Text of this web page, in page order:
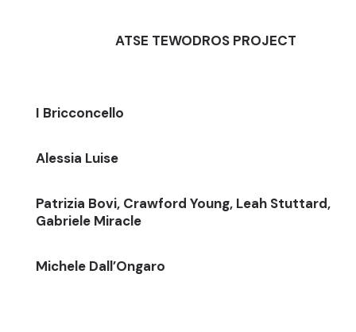
ATSE TEWODROS PROJECT
I Bricconcello
Alessia Luise
Patrizia Bovi, Crawford Young, Leah Stuttard,
Gabriele Miracle
Michele Dall’Ongaro